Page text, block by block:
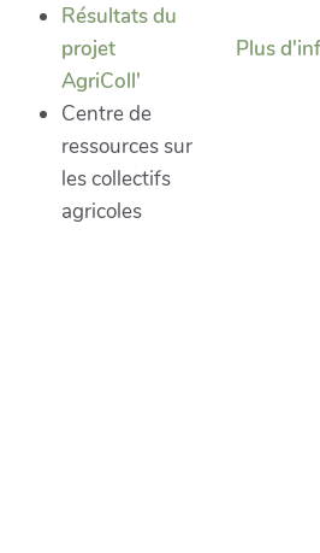
Résultats du
projet
AgriColl'
Centre de
ressources sur
les collectifs
agricoles
Plus